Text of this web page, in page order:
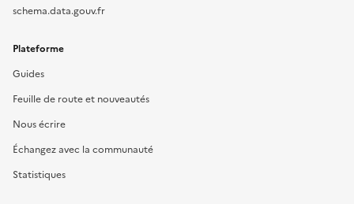
schema.data.gouv.fr
Plateforme
Guides
Feuille de route et nouveautés
Nous écrire
Échangez avec la communauté
Statistiques